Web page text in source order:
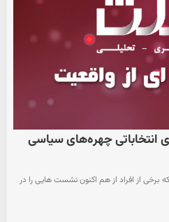
انتخاباتی چهره‌های سیاسی
از افراد از هم اکنون نشست هایی را در